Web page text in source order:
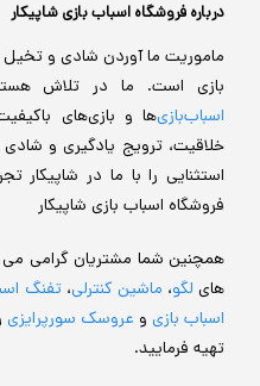
درباره فروشگاه اسباب بازی شاپیکار
ماموریت ما آوردن شادی و
بازی است. ما در تلاش
اسباب‌بازی‌ها و بازی‌های
خلاقیت، ترویج یادگیری و
استثنایی را با ما در شاپیکار
فروشگاه اسباب بازی شاپیکار
همچنین شما مشتریان گرامی می
های لگو، ماشین کنترلی،تفنگ
اسباب بازی و عروسک سورپرایزی
تهیه فرمایید.